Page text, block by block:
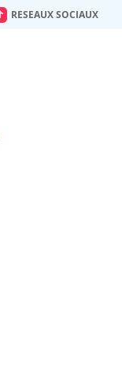
RESEAUX SOCIAUX